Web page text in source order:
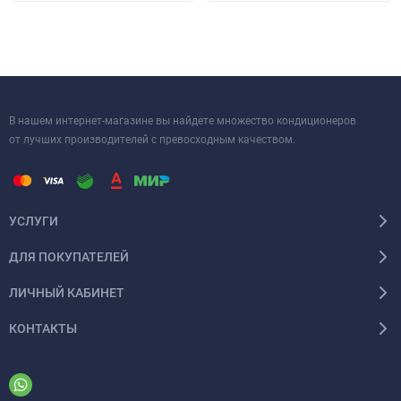
В нашем интернет-магазине вы найдете множество кондиционеров
от лучших производителей с превосходным качеством.
УСЛУГИ
ДЛЯ ПОКУПАТЕЛЕЙ
ЛИЧНЫЙ КАБИНЕТ
КОНТАКТЫ